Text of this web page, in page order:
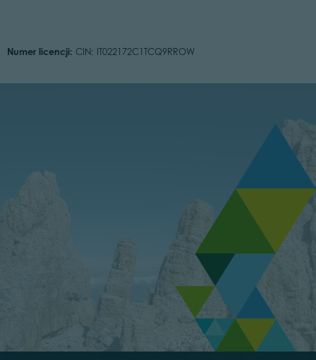
Numer licencji: CIN: IT022172C1TCQ9RROW